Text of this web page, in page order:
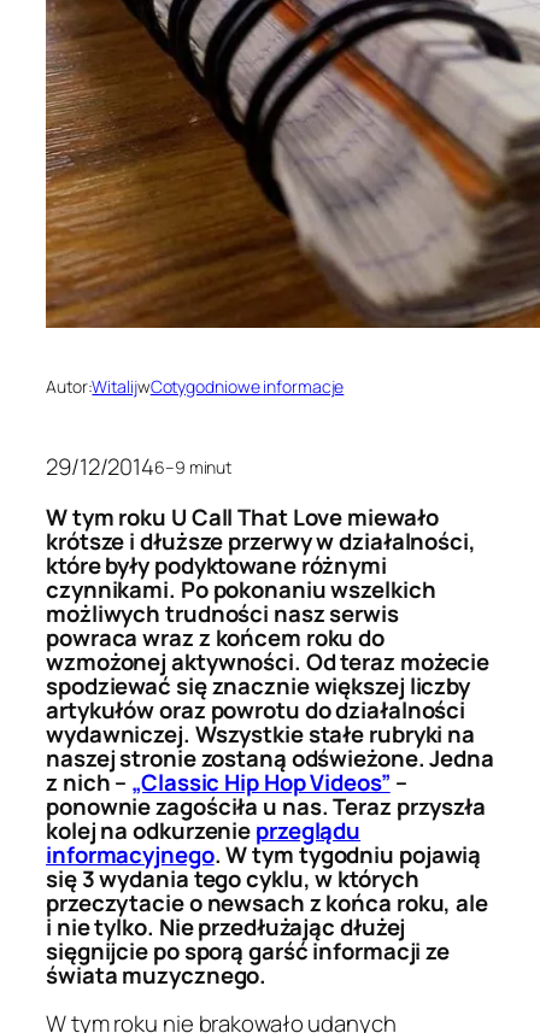
Autor:WitalijwCotygodniowe informacje
29/12/20146–9 minut
W tym roku U Call That Love miewało
krótsze i dłuższe przerwy w działalności,
które były podyktowane różnymi
czynnikami. Po pokonaniu wszelkich
możliwych trudności nasz serwis
powraca wraz z końcem roku do
wzmożonej aktywności. Od teraz możecie
spodziewać się znacznie większej liczby
artykułów oraz powrotu do działalności
wydawniczej. Wszystkie stałe rubryki na
naszej stronie zostaną odświeżone. Jedna
z nich – „Classic Hip Hop Videos” –
ponownie zagościła u nas. Teraz przyszła
kolej na odkurzenieprzeglądu
informacyjnego. W tym tygodniu pojawią
się 3 wydania tego cyklu, w których
przeczytacie o newsach z końca roku, ale
i nie tylko. Nie przedłużając dłużej
sięgnijcie po sporą garść informacji ze
świata muzycznego.
W tym roku nie brakowało udanych